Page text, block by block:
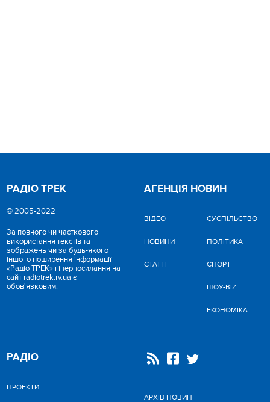
РАДІО ТРЕК
© 2005-2022
За повного чи часткового
використання текстів та
зображень чи за будь-якого
іншого поширення інформації
«Радіо ТРЕК» гіперпосилання на
сайт radiotrek.rv.ua є
обов'язковим.
АГЕНЦІЯ НОВИН
ВІДЕО
НОВИНИ
СТАТТІ
CУСПІЛЬСТВО
ПОЛІТИКА
СПОРТ
ШОУ-BIZ
ЕКОНОМІКА
РАДІО
ПРОЕКТИ
АРХІВ НОВИН